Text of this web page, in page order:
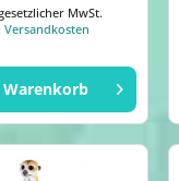
MwSt.
Versandkosten
Warenkorb